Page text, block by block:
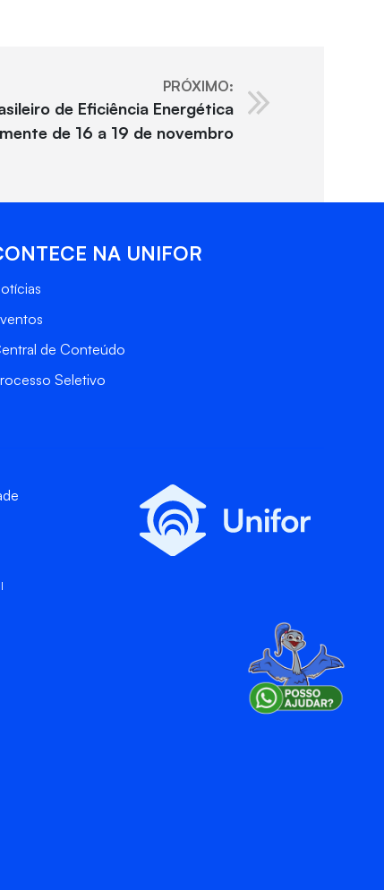
PRÓXIMO:
de Eficiência Energética
de 16 a 19 de novembro
NA UNIFOR
de Conteúdo
Seletivo